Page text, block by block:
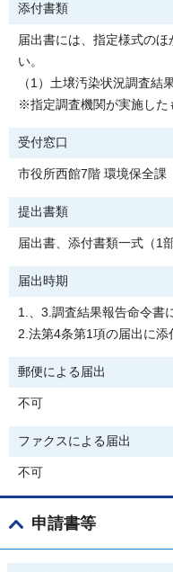
添付書類
届出書には、指定様式の
い。
（1）土壌汚染状況調査結
※指定調査機関が実施した
受付窓口
市役所西館7階 環境保全課
提出書類
届出書、添付書類一式（1
届出時期
1.、3.調査結果報告命令書
2.法第4条第1項の届出に添
郵便による届出
不可
ファクスによる届出
不可
申請書等